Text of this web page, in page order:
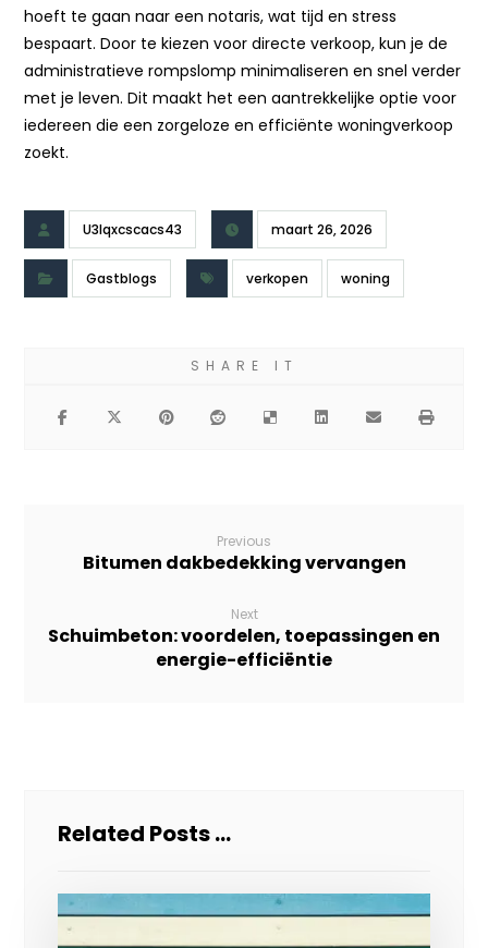
hoeft te gaan naar een notaris, wat tijd en stress
bespaart. Door te kiezen voor directe verkoop, kun je de
administratieve rompslomp minimaliseren en snel verder
met je leven. Dit maakt het een aantrekkelijke optie voor
iedereen die een zorgeloze en efficiënte woningverkoop
zoekt.
U3lqxcscacs43 maart 26, 2026
Gastblogs verkopen woning
Previous
Bitumen dakbedekking vervangen
Next
Schuimbeton: voordelen, toepassingen en
energie-efficiëntie
Related Posts ...